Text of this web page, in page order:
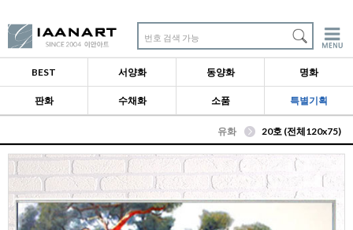
번호 검색 가능
BEST 서양화 동양화 명화
판화 수채화 소품 특별기획
유화 20호 (전체120x75)